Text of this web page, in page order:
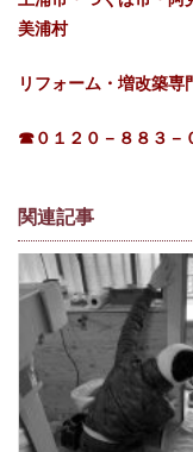
美浦村
リフォーム・増改築
☎０１２０－８８３－
関連記事